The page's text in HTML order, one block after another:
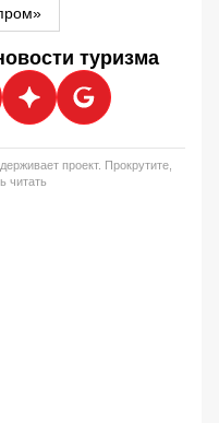
туризма
проект. Прокрутите,
читать